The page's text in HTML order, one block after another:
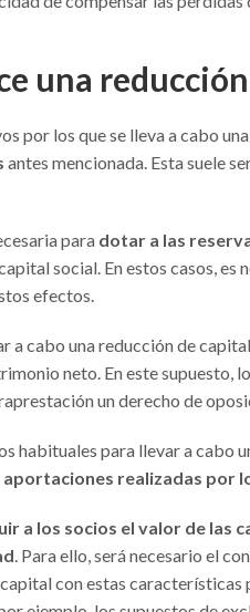
una
por los que se lleva a cabo una
antes mencionada. Esta suele
para dotar a las
social. En estos casos,
efectos.
a cabo una reducción de
neto. En este supuesto,
un derecho de
habituales para llevar a cabo
realizadas por
a los socios el valor de las
. Para ello, será necesario el
con estas